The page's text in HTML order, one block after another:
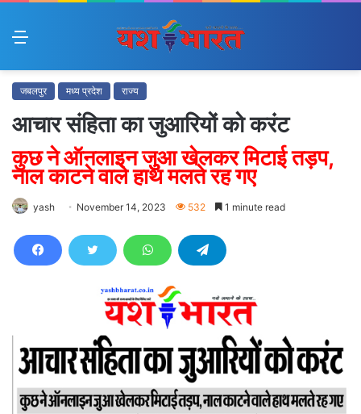
Menu
जबलपुर मध्य प्रदेश राज्य
आचार संहिता का जुआरियों को करंट
कुछ ने ऑनलाइन जुुआ खेलकर मिटाई तड़प,
नाल काटने वाले हाथ मलते रह गए
yash November 14, 2023 532 1 minute read